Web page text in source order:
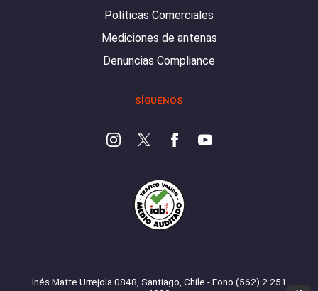
Políticas Comerciales
Mediciones de antenas
Denuncias Compliance
SÍGUENOS
Inés Matte Urrejola 0848, Santiago, Chile - Fono (562) 2 251